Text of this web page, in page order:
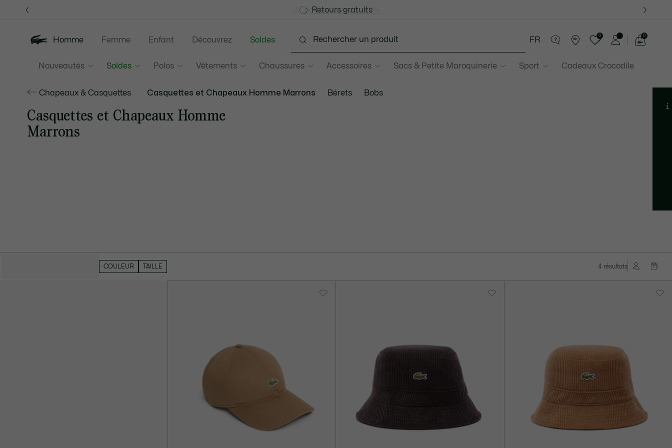
d’information
Retours gratuits
Devenez Lacoste Member!
Soldes jusqu'à -50%
Homme
Nouveautés Soldes Polos Vêtements Chaussures Accessoires Sacs & Petite Maroquinerie Sport Cadeaux Crocodile
Femme Enfant Découvrez Soldes FR
0
panier
0
Chapeaux & Casquettes Casquettes et Chapeaux Homme Marrons Bérets Bobs
Casquettes et Chapeaux Homme
Marrons
COULEUR TAILLE 4 résultats